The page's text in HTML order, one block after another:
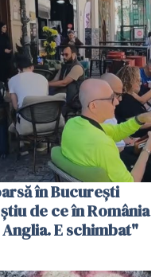
în București
de ce în România
E schimbat"